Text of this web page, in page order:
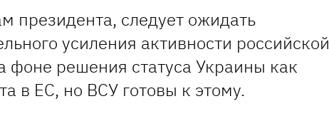
президента, следует ожидать
усиления активности российской
фоне решения статуса Украины как
в ЕС, но ВСУ готовы к этому.